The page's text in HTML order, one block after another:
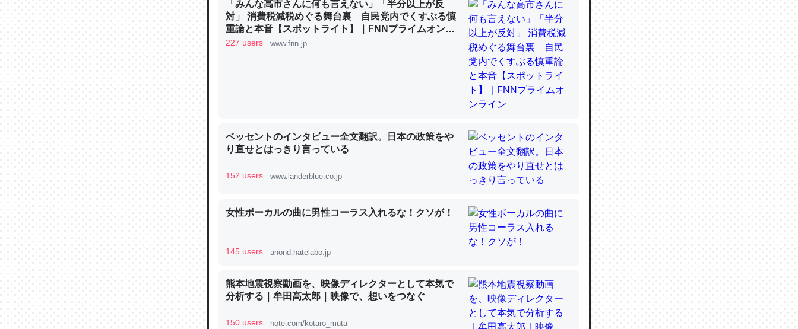
論文では「淡水はカルシウムも酸素も不足してて両方に不利だから両方が拮抗してるので
は」とあって面白い。海にいる鋏角類（カブトガニ・ウミグモ）はカルシウムを使わずキ
─ニュース :: 【研究発表】昆虫学の大問題＝「昆虫はなぜ海にいないのか」に関する新仮説
これを元に考えるとカルシウムを大量に使う脊椎動物と貝類は苦労してるんだな…。腹足
類だと殻を無くしてナメクジになったり努力してるし。
中。あと、Googleマップで位置情報を共有してる。電池残量や充電中かが分かるのでこ
れ見て生きてるなって分かる。
─たまにLINEするくらいだった遠方の父67歳と僕。ITツール導入でコミュニケーションが劇的に変化し
た｜tayorini by LIFULL介護
「みんな高市さんに何も言えない」「半分以上が反
対」 消費税減税めぐる舞台裏 自民党内でくすぶる慎
重論と本音【スポットライト】｜FNNプライムオンラ
イン
227 users www.fnn.jp
ベッセントのインタビュー全文翻訳。日本の政策をや
り直せとはっきり言っている
152 users www.landerblue.co.jp
女性ボーカルの曲に男性コーラス入れるな！クソが！
145 users anond.hatelabo.jp
熊本地震視察動画を、映像ディレクターとして本気で
分析する｜牟田高太郎｜映像で、想いをつなぐ
150 users note.com/kotaro_muta